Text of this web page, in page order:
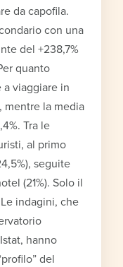
da capofila.
con una
del +238,7%
quanto
viaggiare in
mentre la media
Tra le
al primo
seguite
(21%). Solo il
indagini, che
hanno
del